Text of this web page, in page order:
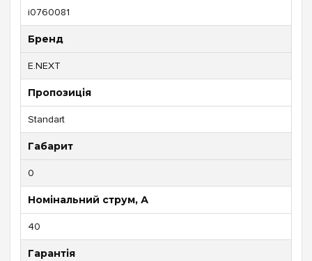
i0760081
Бренд
E.NEXT
Пропозиція
Standart
Габарит
0
Номінальний струм, А
40
Гарантія